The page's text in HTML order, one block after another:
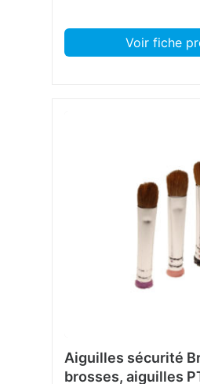
Voir fiche
Aiguilles sécurité
brosses, aiguilles